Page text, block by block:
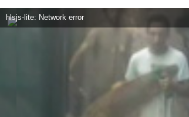
hlsjs-lite: Network error